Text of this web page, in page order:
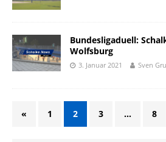
Bundesligaduell:
Wolfsburg
3. Januar 2021 Sven
« 1 2 3 … 8